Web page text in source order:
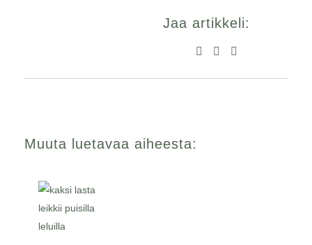
Jaa artikkeli:
Muuta luetavaa aiheesta: